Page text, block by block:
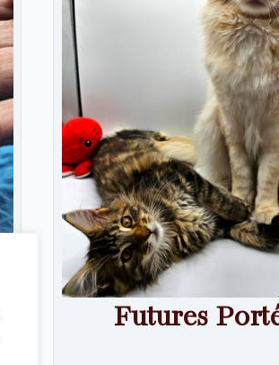
Futures